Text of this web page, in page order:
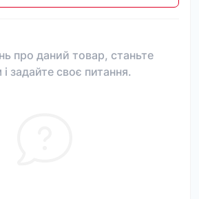
про даний товар, станьте
задайте своє питання.